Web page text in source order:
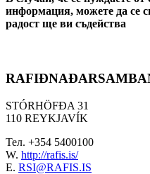
информация, можете да се
радост ще ви съдейства
STÓRHÖFÐA 31
110 REYKJAVÍK
Тел. +354 5400100
W. http://rafis.is/
E. RSI@RAFIS.IS